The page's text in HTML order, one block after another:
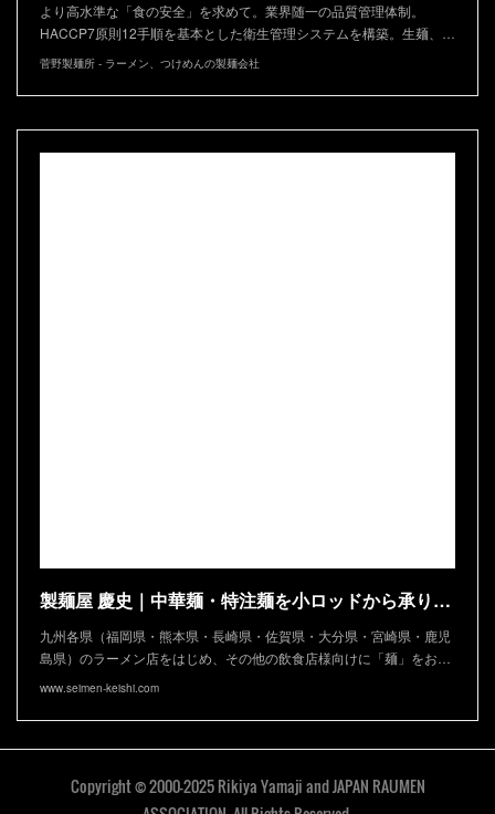
より高水準な「食の安全」を求めて。業界随一の品質管理体制。
HACCP7原則12手順を基本とした衛生管理システムを構築。生麺、…
菅野製麺所 - ラーメン、つけめんの製麺会社
製麺屋 慶史｜中華麺・特注麺を小ロッドから承ります
九州各県（福岡県・熊本県・長崎県・佐賀県・大分県・宮崎県・鹿児
島県）のラーメン店をはじめ、その他の飲食店様向けに「麺」をお…
www.seimen-keishi.com
Copyright © 2000-2025 Rikiya Yamaji and JAPAN RAUMEN